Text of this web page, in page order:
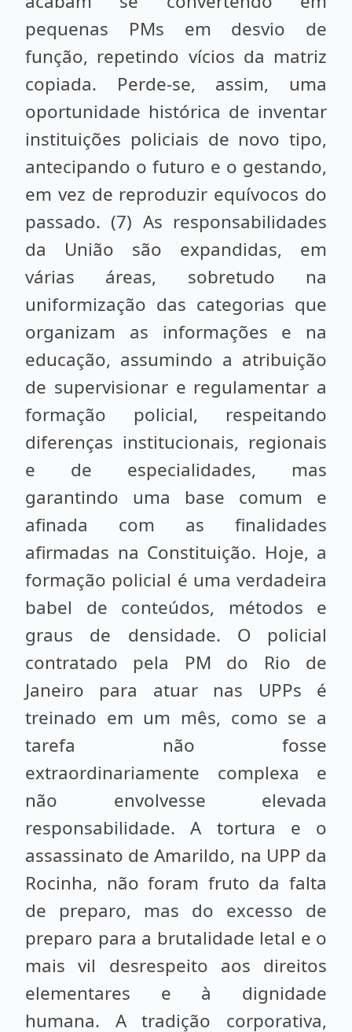
pequenas PMs em desvio de
função, repetindo vícios da matriz
copiada. Perde-se, assim, uma
oportunidade histórica de inventar
instituições policiais de novo tipo,
antecipando o futuro e o gestando,
em vez de reproduzir equívocos do
passado. (7) As responsabilidades
da União são expandidas, em
várias áreas, sobretudo na
uniformização das categorias que
organizam as informações e na
educação, assumindo a atribuição
de supervisionar e regulamentar a
formação policial, respeitando
diferenças institucionais, regionais
e de especialidades, mas
garantindo uma base comum e
afinada com as finalidades
afirmadas na Constituição. Hoje, a
formação policial é uma verdadeira
babel de conteúdos, métodos e
graus de densidade. O policial
contratado pela PM do Rio de
Janeiro para atuar nas UPPs é
treinado em um mês, como se a
tarefa não fosse
extraordinariamente complexa e
não envolvesse elevada
responsabilidade. A tortura e o
assassinato de Amarildo, na UPP da
Rocinha, não foram fruto da falta
de preparo, mas do excesso de
preparo para a brutalidade letal e o
mais vil desrespeito aos direitos
elementares e à dignidade
humana. A tradição corporativa,